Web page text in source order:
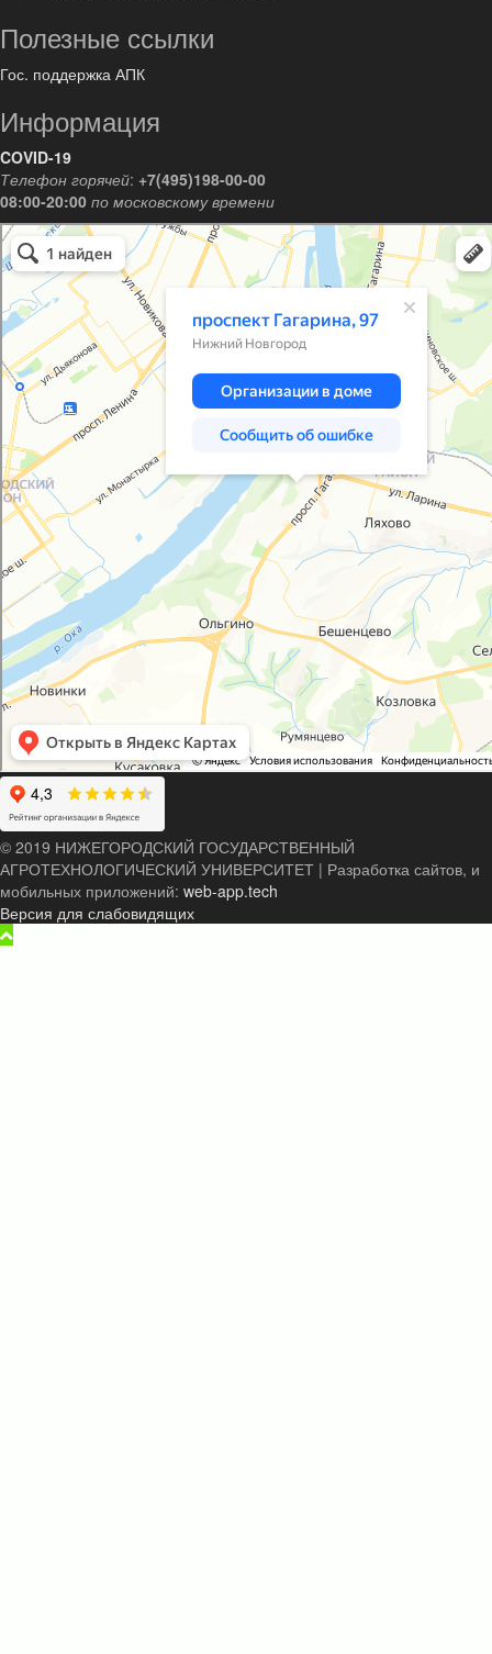
Полезные ссылки
Гос. поддержка АПК
Информация
COVID-19
Телефон горячей: +7(495)198-00-00
08:00-20:00 по московскому времени
© 2019 НИЖЕГОРОДСКИЙ ГОСУДАРСТВЕННЫЙ
АГРОТЕХНОЛОГИЧЕСКИЙ УНИВЕРСИТЕТ | Разработка сайтов, и
мобильных приложений: web-app.tech
Версия для слабовидящих